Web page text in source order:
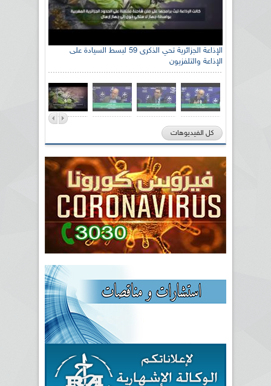
الإذاعة الجزائرية تحي الذكرى 59 لبسط السيادة على
الإذاعة والتلفزيون
كل الفيديوهات